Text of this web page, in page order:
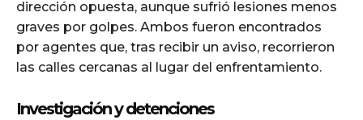
dirección opuesta, aunque sufrió lesiones menos
graves por golpes. Ambos fueron encontrados
por agentes que, tras recibir un aviso, recorrieron
las calles cercanas al lugar del enfrentamiento.
Investigación y detenciones